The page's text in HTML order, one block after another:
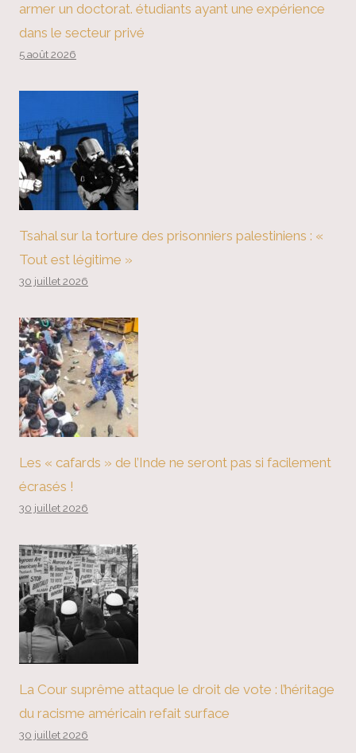
armer un doctorat. étudiants ayant une expérience
dans le secteur privé
5 août 2026
Tsahal sur la torture des prisonniers palestiniens : «
Tout est légitime »
30 juillet 2026
Les « cafards » de l’Inde ne seront pas si facilement
écrasés !
30 juillet 2026
La Cour suprême attaque le droit de vote : l’héritage
du racisme américain refait surface
30 juillet 2026